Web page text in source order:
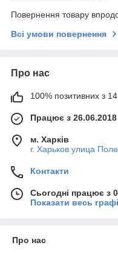
Повернення товару
Всі умови повернення
Про нас
100% позитивних з 14
Працює з 26.06.2018
м. Харків
г. Харьков улица
Контакти
Сьогодні працює з
Показати весь
Про нас